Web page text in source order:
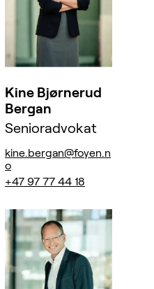
Kine Bjørnerud
Bergan
Senioradvokat
kine.bergan@foyen.n
o
+47 97 77 44 18